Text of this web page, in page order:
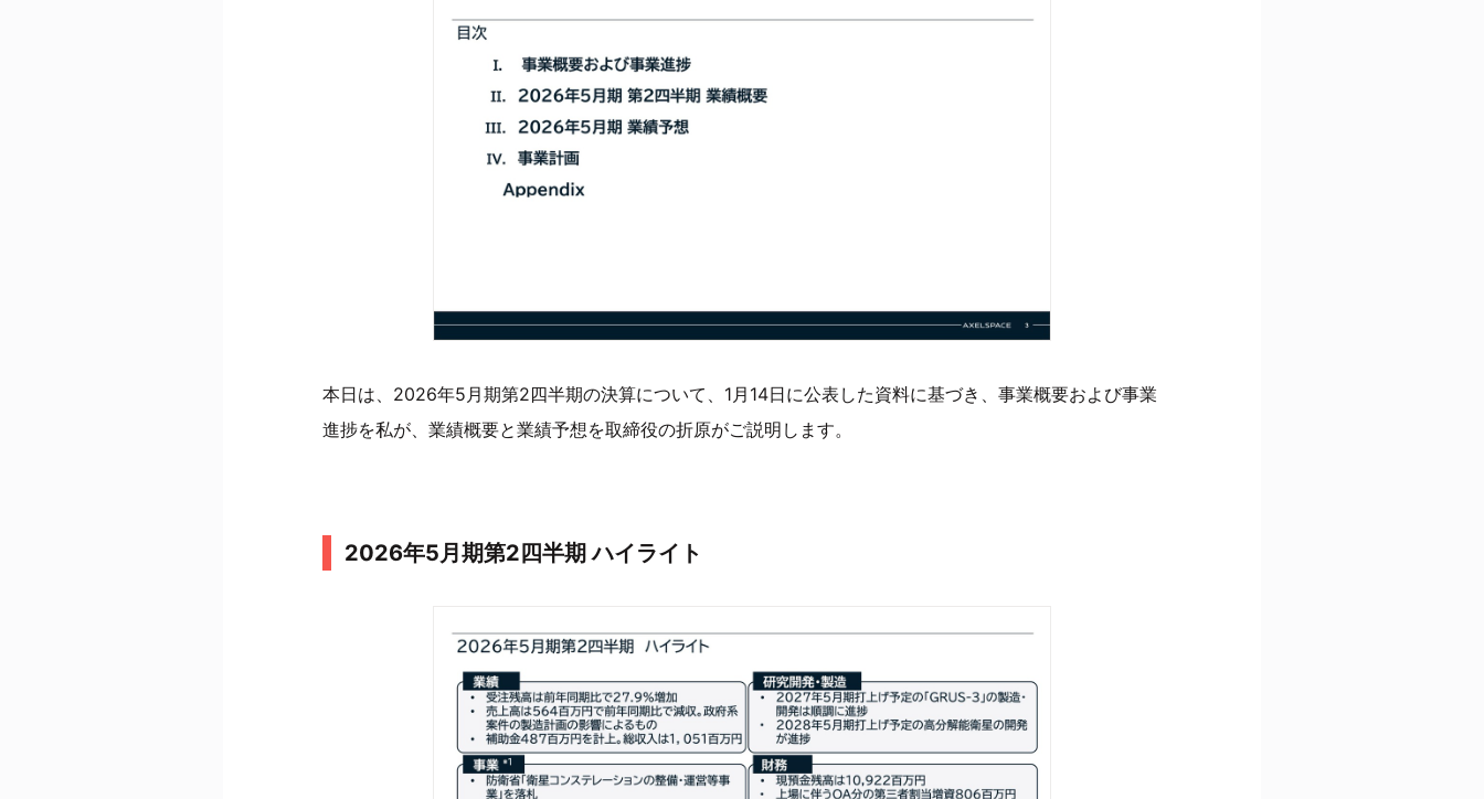
本日は、2026年5月期第2四半期の決算について、1月14日に公表した資料に基づき、事業概要および事業
進捗を私が、業績概要と業績予想を取締役の折原がご説明します。
2026年5月期第2四半期 ハイライト